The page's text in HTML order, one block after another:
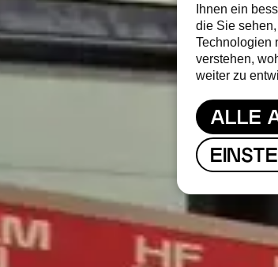
Ihnen ein
die Sie
Technologien
verstehen,
weiter zu
ALLE